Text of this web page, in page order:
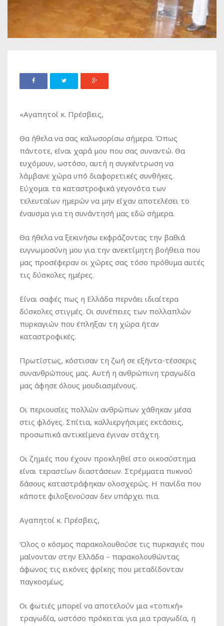
«Αγαπητοί κ. Πρέσβεις,
Θα ήθελα να σας καλωσορίσω σήμερα. Όπως
πάντοτε, είναι χαρά μου που σας συναντώ. Θα
ευχόμουν, ωστόσο, αυτή η συγκέντρωση να
λάμβανε χώρα υπό διαφορετικές συνθήκες.
Εύχομαι τα καταστροφικά γεγονότα των
τελευταίων ημερών να μην είχαν αποτελέσει το
έναυσμα για τη συνάντησή μας εδώ σήμερα.
Θα ήθελα να ξεκινήσω εκφράζοντας την βαθιά
ευγνωμοσύνη μου για την ανεκτίμητη βοήθεια που
μας προσέφεραν οι χώρες σας τόσο πρόθυμα αυτές
τις δύσκολες ημέρες.
Είναι σαφές πως η Ελλάδα περνάει ιδιαίτερα
δύσκολες στιγμές. Οι συνέπειες των πολλαπλών
πυρκαγιών που έπληξαν τη χώρα ήταν
καταστροφικές.
Πρωτίστως, κόστισαν τη ζωή σε εξήντα-τέσσερις
συνανθρώπους μας. Αυτή η ανθρώπινη τραγωδία
μας άφησε όλους μουδιασμένους.
Οι περιουσίες πολλών ανθρώπων χάθηκαν μέσα
στις φλόγες. Σπίτια, καλλιεργήσιμες εκτάσεις,
προσωπικά αντικείμενα έγιναν στάχτη.
Οι ζημιές που έχουν προκληθεί στο οικοσύστημα
είναι τεραστίων διαστάσεων. Στρέμματα πυκνού
δάσους καταστράφηκαν ολοσχερώς. Η πανίδα που
κάποτε φιλοξενούσαν δεν υπάρχει πια.
Αγαπητοί κ. Πρέσβεις,
Όλος ο κόσμος παρακολουθούσε τις πυρκαγιές που
μαίνονταν στην Ελλάδα – παρακολουθώντας
άφωνος τις εικόνες φρίκης που μεταδίδονταν
παγκοσμίως.
Οι φωτιές μπορεί να αποτελούν μια «τοπική»
τραγωδία, ωστόσο πρόκειται για μια τραγωδία, η